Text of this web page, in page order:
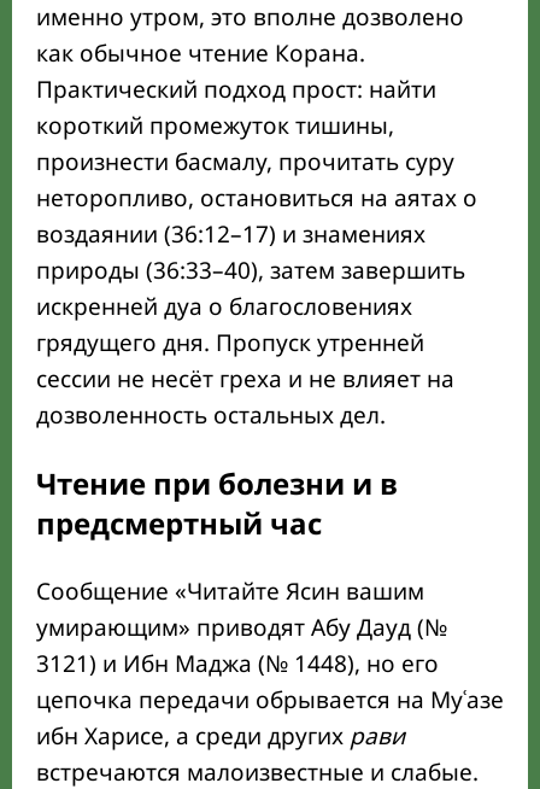
именно утром, это вполне дозволено
как обычное чтение Корана.
Практический подход прост: найти
короткий промежуток тишины,
произнести басмалу, прочитать суру
неторопливо, остановиться на аятах о
воздаянии (36:12–17) и знамениях
природы (36:33–40), затем завершить
искренней дуа о благословениях
грядущего дня. Пропуск утренней
сессии не несёт греха и не влияет на
дозволенность остальных дел.
Чтение при болезни и в
предсмертный час
Сообщение
Читайте Ясин вашим
умирающим
приводят Абу Дауд (№
3121) и Ибн Маджа (№ 1448), но его
цепочка передачи обрывается на Муʿазе
ибн Харисе, а среди других рави
встречаются малоизвестные и слабые.